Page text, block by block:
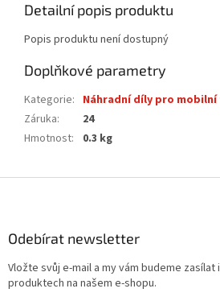
Detailní popis produktu
Popis produktu není dostupný
Doplňkové parametry
Kategorie: Náhradní díly pro
Záruka:
24
Hmotnost: 0.3 kg
Odebírat newsletter
Vložte svůj e-mail a my vám budeme
produktech na našem e-shopu.